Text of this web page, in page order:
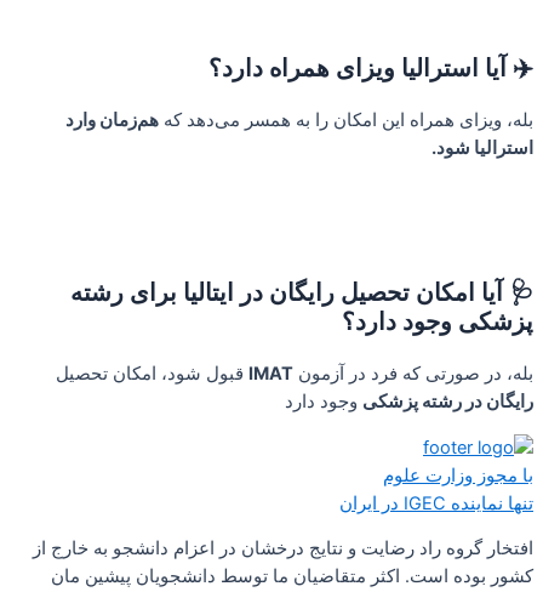
✈️ آیا استرالیا ویزای همراه دارد؟
بله، ویزای همراه این امکان را به همسر می‌دهد که هم‌زمان وارد
استرالیا شود.
🩺 آیا امکان تحصیل رایگان در ایتالیا برای رشته
پزشکی وجود دارد؟
بله، در صورتی که فرد در آزمون IMAT قبول شود، امکان تحصیل
رایگان در رشته پزشکی وجود دارد
با مجوز وزارت علوم
تنها نماینده IGEC در ایران
افتخار گروه راد رضایت و نتایج درخشان در اعزام دانشجو به خارج از
کشور بوده است. اکثر متقاضیان ما توسط دانشجویان پیشین مان